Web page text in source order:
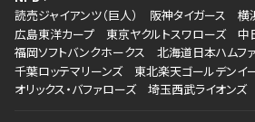
読売ジャイアンツ（巨人）
阪神タイガース
横
広島東洋カープ
東京ヤクルトスワローズ
中
福岡ソフトバンクホークス
北海道日本ハムフ
千葉ロッテマリーンズ
東北楽天ゴールデンイ
オリックス・バファローズ
埼玉西武ライオンズ